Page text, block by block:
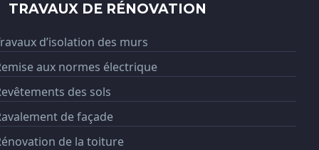
TRAVAUX DE RÉNOVATION
d’isolation des murs
aux normes électrique
des sols
de façade
de la toiture